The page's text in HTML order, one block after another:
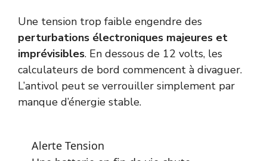
Une tension trop faible engendre des
perturbations électroniques majeures et
imprévisibles. En dessous de 12 volts, les
calculateurs de bord commencent à divaguer.
L’antivol peut se verrouiller simplement par
manque d’énergie stable.
Alerte Tension